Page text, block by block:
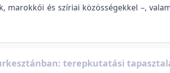
és szíriai közösségekkel –,
terepkutatási